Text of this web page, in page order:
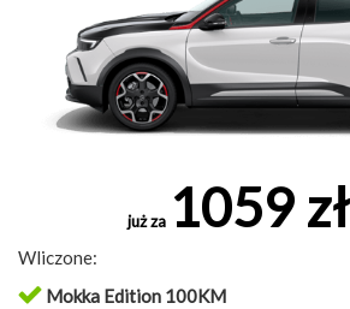
już za 1059 zł
Wliczone:
Mokka Edition 100KM